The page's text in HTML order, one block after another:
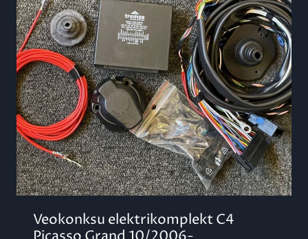
Veokonksu elektrikomplekt C4